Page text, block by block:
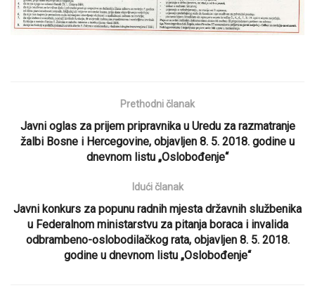
Prethodni članak
Javni oglas za prijem pripravnika u Uredu za razmatranje
žalbi Bosne i Hercegovine, objavljen 8. 5. 2018. godine u
dnevnom listu „Oslobođenje“
Idući članak
Javni konkurs za popunu radnih mjesta državnih službenika
u Federalnom ministarstvu za pitanja boraca i invalida
odbrambeno-oslobodilačkog rata, objavljen 8. 5. 2018.
godine u dnevnom listu „Oslobođenje“